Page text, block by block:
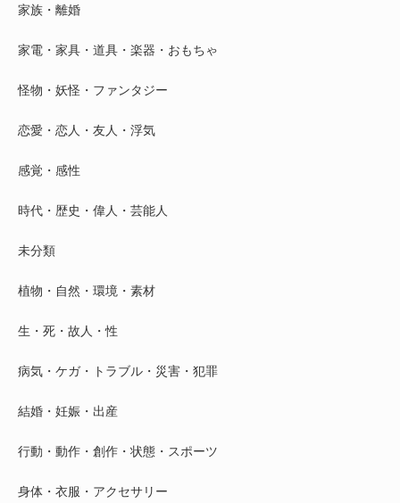
家族・離婚
家電・家具・道具・楽器・おもちゃ
怪物・妖怪・ファンタジー
恋愛・恋人・友人・浮気
感覚・感性
時代・歴史・偉人・芸能人
未分類
植物・自然・環境・素材
生・死・故人・性
病気・ケガ・トラブル・災害・犯罪
結婚・妊娠・出産
行動・動作・創作・状態・スポーツ
身体・衣服・アクセサリー